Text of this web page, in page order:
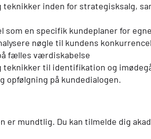
inden for strategisksalg,
som en specifik kundeplaner for
nøgle til kundens
fælles værdiskabelse
til identifikation og
opfølgning på kundedialogen.
er mundtlig. Du kan tilmelde dig